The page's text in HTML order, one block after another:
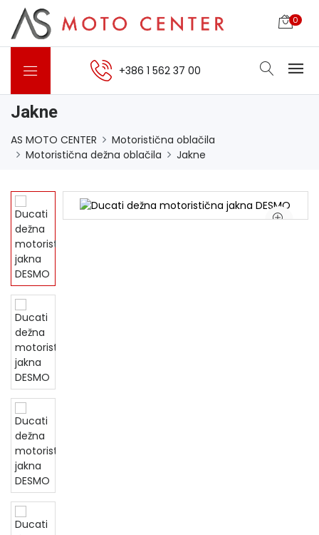
0
+386 1 562 37 00
Jakne
AS MOTO CENTER
Motoristična oblačila
Motoristična dežna oblačila
Jakne